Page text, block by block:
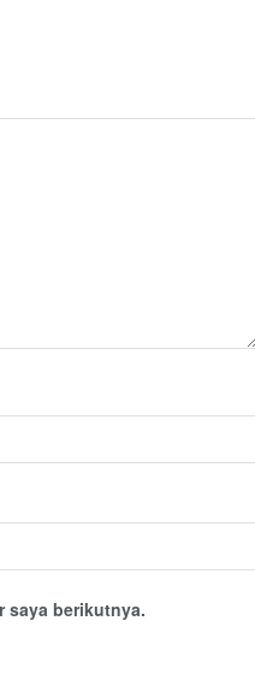
saya berikutnya.